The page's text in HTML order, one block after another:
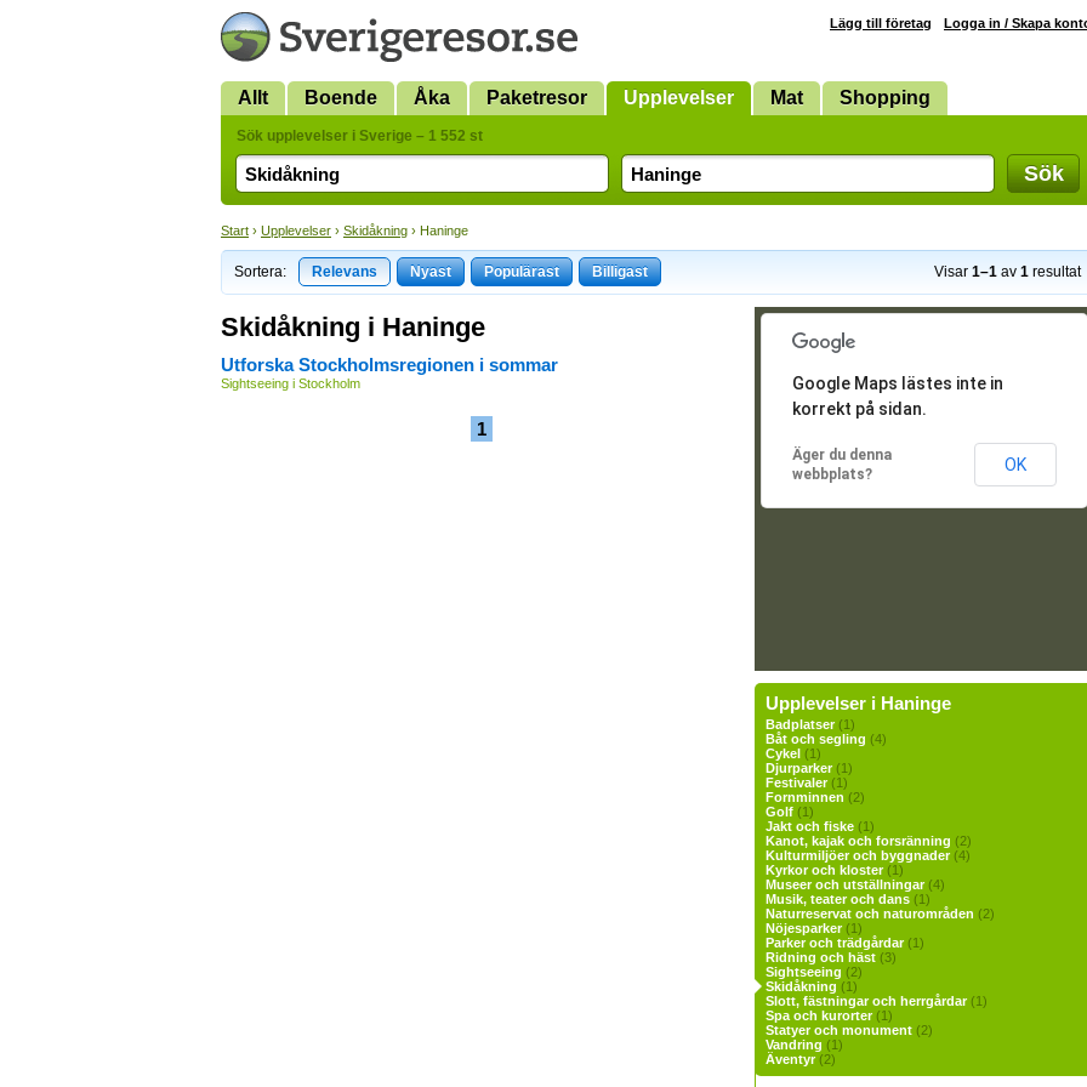
Lägg till företag Logga in / Skapa
Allt Boende Åka Paketresor Upplevelser Mat Shopping
Sök upplevelser i Sverige – 1 552 st
Sök
Start › Upplevelser › Skidåkning › Haninge
Sortera: Relevans Nyast Populärast Billigast Visar 1–1 av 1 resultat
Skidåkning i Haninge
Utforska Stockholmsregionen i sommar
Sightseeing i Stockholm
1
Google Maps lästes inte in
korrekt på sidan.
Äger du denna
webbplats?
OK
Upplevelser i Haninge
Badplatser(1)
Båt och segling (4)
Cykel (1)
Djurparker(1)
Festivaler(1)
Fornminnen (2)
Golf (1)
Jakt och fiske (1)
Kanot, kajak och forsränning (2)
Kulturmiljöer och byggnader(4)
Kyrkor och kloster(1)
Museer och utställningar(4)
Musik, teater och dans (1)
Naturreservat och naturområden (2)
Nöjesparker(1)
Parker och trädgårdar(1)
Ridning och häst (3)
Sightseeing (2)
Skidåkning (1)
Slott, fästningar och herrgårdar(1)
Spa och kurorter(1)
Statyer och monument (2)
Vandring (1)
Äventyr(2)